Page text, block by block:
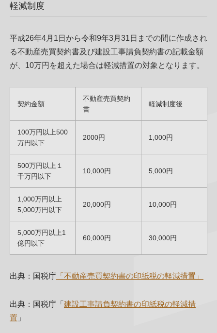
軽減制度
平成26年4月1日から令和9年3月31日までの間に作成され
る不動産売買契約書及び建設工事請負契約書の記載金額
が、10万円を超えた場合は軽減措置の対象となります。
契約金額
不動産売買契約
書
軽減制度後
100万円以上500
万円以下
2000円 1,000円
500万円以上１
千万円以下
10,000円 5,000円
1,000万円以上
5,000万円以下
20,000円 10,000円
5,000万円以上1
億円以下
60,000円 30,000円
出典：国税庁 「不動産売買契約書の印紙税の軽減措置」
出典：国税庁「 建設工事請負契約書の印紙税の軽減措
置 」